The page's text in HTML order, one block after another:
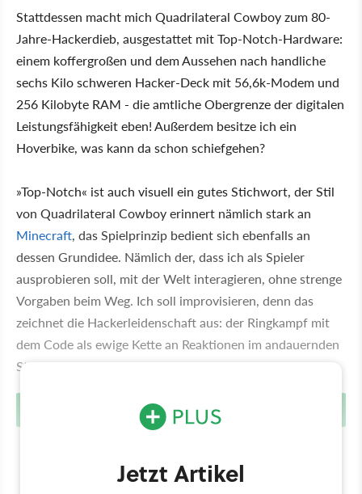
Stattdessen macht mich Quadrilateral Cowboy zum 80-
Jahre-Hackerdieb, ausgestattet mit Top-Notch-Hardware:
einem koffergroßen und dem Aussehen nach handliche
sechs Kilo schweren Hacker-Deck mit 56,6k-Modem und
256 Kilobyte RAM - die amtliche Obergrenze der digitalen
Leistungsfähigkeit eben! Außerdem besitze ich ein
Hoverbike, was kann da schon schiefgehen?
»Top-Notch« ist auch visuell ein gutes Stichwort, der Stil
von Quadrilateral Cowboy erinnert nämlich stark an
Minecraft, das Spielprinzip bedient sich ebenfalls an
dessen Grundidee. Nämlich der, dass ich als Spieler
ausprobieren soll, mit der Welt interagieren, ohne strenge
Vorgaben beim Weg. Ich soll improvisieren, denn das
zeichnet die Hackerleidenschaft aus: der Ringkampf mit
dem Code als ewige Kette an Reaktionen im andauernden
Stadium der Neuformierung. Yee-haw, reiten wir los!
Theoretisch betrachtet, Teil 1: Asemblance
Jetzt Artikel